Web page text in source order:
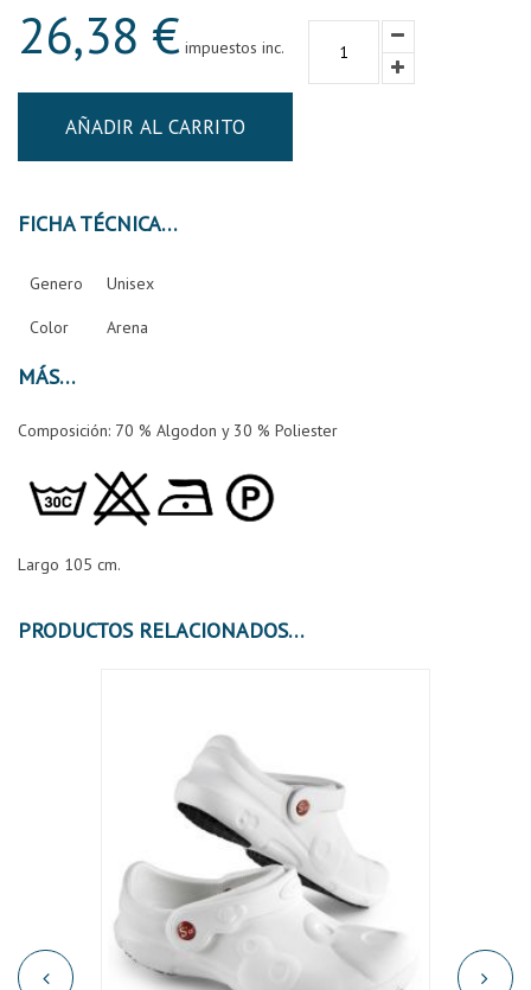
26,38 € impuestos inc.
AÑADIR AL CARRITO
FICHA TÉCNICA
Genero Unisex
Color Arena
MÁS
Composición: 70 % Algodon y 30 % Poliester
Largo 105 cm.
PRODUCTOS RELACIONADOS